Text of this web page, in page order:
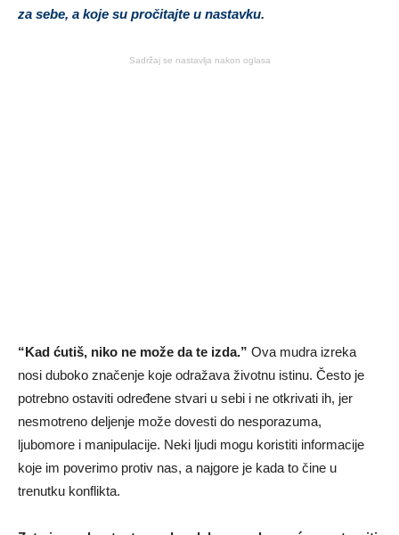
za sebe, a koje su pročitajte u nastavku.
Sadržaj se nastavlja nakon oglasa
“Kad ćutiš, niko ne može da te izda.” Ova mudra izreka
nosi duboko značenje koje odražava životnu istinu. Često je
potrebno ostaviti određene stvari u sebi i ne otkrivati ih, jer
nesmotreno deljenje može dovesti do nesporazuma,
ljubomore i manipulacije. Neki ljudi mogu koristiti informacije
koje im poverimo protiv nas, a najgore je kada to čine u
trenutku konflikta.